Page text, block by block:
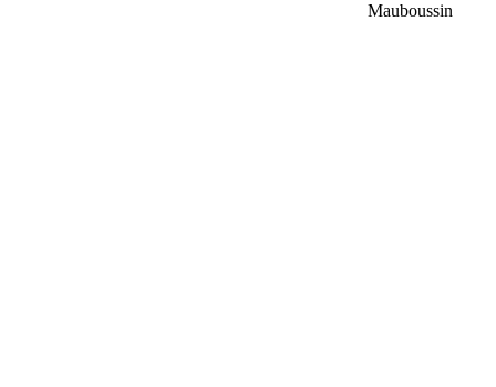
Mauboussin